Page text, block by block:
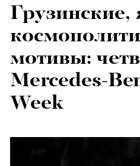
Грузинские,
мотивы:
Mercedes-
Week